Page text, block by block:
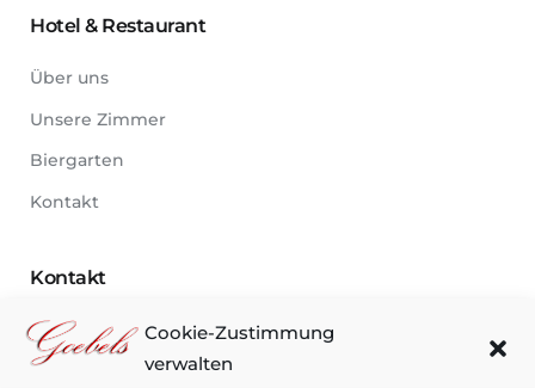
Cookie-Zustimmung
verwalten
Hotel & Restaurant
Über uns
Unsere Zimmer
Biergarten
Kontakt
Kontakt
Kirchgasse 1
50765 Köln-Esch